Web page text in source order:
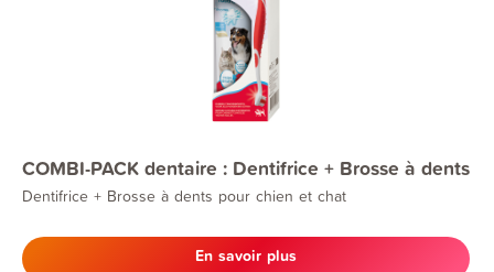
COMBI-PACK dentaire : Dentifrice + Brosse à dents
Dentifrice + Brosse à dents pour chien et chat
En savoir plus